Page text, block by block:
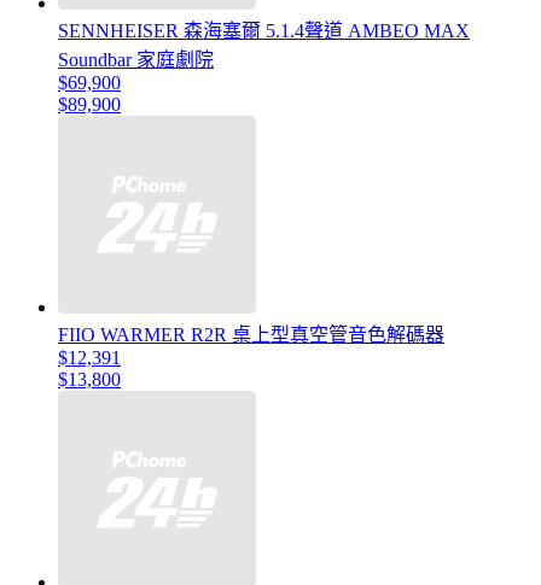
SENNHEISER 森海塞爾 5.1.4聲道 AMBEO MAX
Soundbar 家庭劇院
$69,900
$89,900
FIIO WARMER R2R 桌上型真空管音色解碼器
$12,391
$13,800